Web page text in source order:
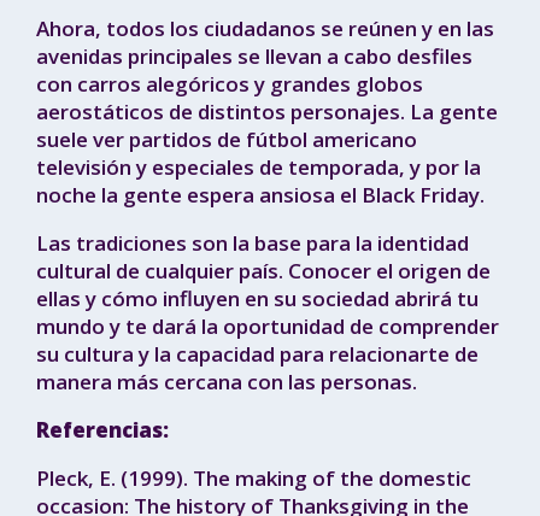
Ahora, todos los ciudadanos se reúnen y en las
avenidas principales se llevan a cabo desfiles
con carros alegóricos y grandes globos
aerostáticos de distintos personajes. La gente
suele ver partidos de fútbol americano
televisión y especiales de temporada, y por la
noche la gente espera ansiosa el Black Friday.
Las tradiciones son la base para la identidad
cultural de cualquier país. Conocer el origen de
ellas y cómo influyen en su sociedad abrirá tu
mundo y te dará la oportunidad de comprender
su cultura y la capacidad para relacionarte de
manera más cercana con las personas.
Referencias:
Pleck, E. (1999). The making of the domestic
occasion: The history of Thanksgiving in the